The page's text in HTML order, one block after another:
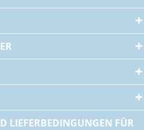
LIEFERBEDINGUNGEN FÜR